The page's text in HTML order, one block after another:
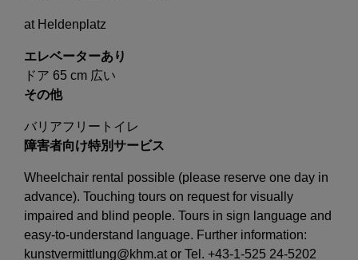
at Heldenplatz
エレベーターあり
ドア 65 cm 広い
その他
バリアフリートイレ
障害者向け特別サービス
Wheelchair rental possible (please reserve one day in
advance). Touching tours on request for visually
impaired and blind people. Tours in sign language and
easy-to-understand language. Further information:
kunstvermittlung@khm.at or Tel. +43-1-525 24-5202